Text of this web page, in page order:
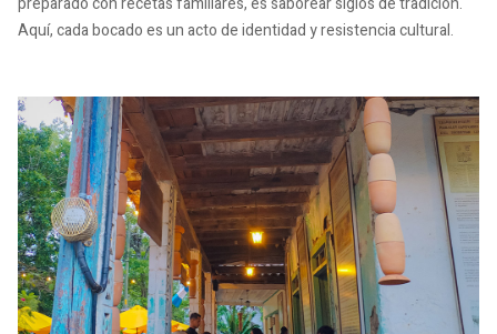
Aquí, cada bocado es un acto de identidad y resistencia cultural.